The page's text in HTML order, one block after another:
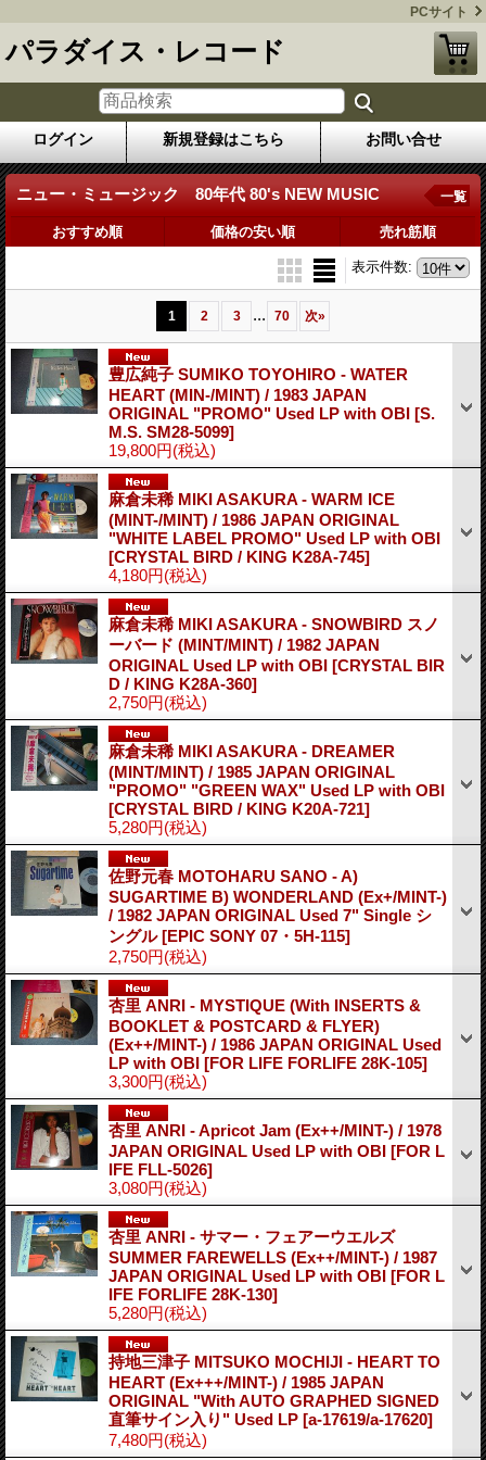
PCサイト
パラダイス・レコード
ログイン 新規登録はこちら お問い合せ
ニュー・ミュージック 80年代 80's NEW MUSIC 一覧
おすすめ順 価格の安い順 売れ筋順
表示件数:
1 2 3 ... 70 次»
豊広純子 SUMIKO TOYOHIRO - WATER
HEART (MIN-/MINT) / 1983 JAPAN
ORIGINAL "PROMO" Used LP with OBI [S.
M.S. SM28-5099]
19,800円(税込)
麻倉未稀 MIKI ASAKURA - WARM ICE
(MINT-/MINT) / 1986 JAPAN ORIGINAL
"WHITE LABEL PROMO" Used LP with OBI
[CRYSTAL BIRD / KING K28A-745]
4,180円(税込)
麻倉未稀 MIKI ASAKURA - SNOWBIRD スノ
ーバード (MINT/MINT) / 1982 JAPAN
ORIGINAL Used LP with OBI [CRYSTAL BIR
D / KING K28A-360]
2,750円(税込)
麻倉未稀 MIKI ASAKURA - DREAMER
(MINT/MINT) / 1985 JAPAN ORIGINAL
"PROMO" "GREEN WAX" Used LP with OBI
[CRYSTAL BIRD / KING K20A-721]
5,280円(税込)
佐野元春 MOTOHARU SANO - A)
SUGARTIME B) WONDERLAND (Ex+/MINT-)
/ 1982 JAPAN ORIGINAL Used 7" Single シ
ングル[EPIC SONY 07・5H-115]
2,750円(税込)
杏里 ANRI - MYSTIQUE (With INSERTS &
BOOKLET & POSTCARD & FLYER)
(Ex++/MINT-) / 1986 JAPAN ORIGINAL Used
LP with OBI [FOR LIFE FORLIFE 28K-105]
3,300円(税込)
杏里 ANRI - Apricot Jam (Ex++/MINT-) / 1978
JAPAN ORIGINAL Used LP with OBI [FOR L
IFE FLL-5026]
3,080円(税込)
杏里 ANRI - サマー・フェアーウエルズ
SUMMER FAREWELLS (Ex++/MINT-) / 1987
JAPAN ORIGINAL Used LP with OBI [FOR L
IFE FORLIFE 28K-130]
5,280円(税込)
持地三津子 MITSUKO MOCHIJI - HEART TO
HEART (Ex+++/MINT-) / 1985 JAPAN
ORIGINAL "With AUTO GRAPHED SIGNED
直筆サイン入り" Used LP [a-17619/a-17620]
7,480円(税込)